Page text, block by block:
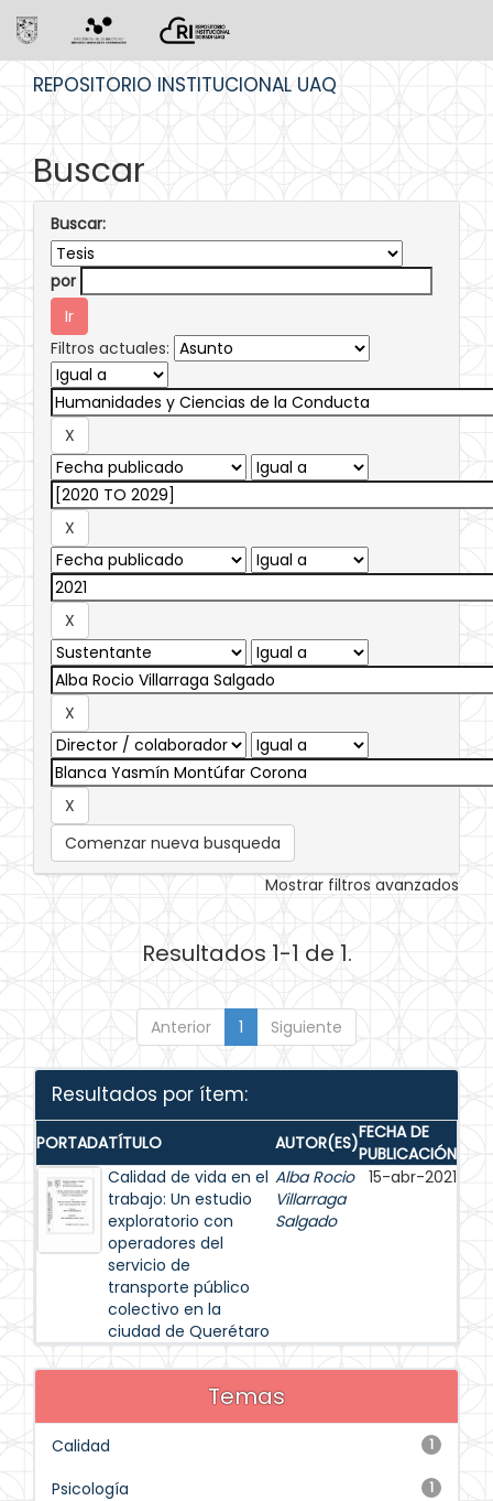
REPOSITORIO INSTITUCIONAL UAQ
Buscar
Buscar:
por
Filtros actuales:
Comenzar nueva busqueda
Mostrar filtros avanzados
Resultados 1-1 de 1.
Anterior 1 Siguiente
Resultados por ítem:
PORTADATÍTULO AUTOR(ES)FECHA DE
PUBLICACIÓN
Calidad de vida en el
trabajo: Un estudio
exploratorio con
operadores del
servicio de
transporte público
colectivo en la
ciudad de Querétaro
Alba Rocio
Villarraga
Salgado
15-abr-2021
Temas
1
Calidad
1
Psicología